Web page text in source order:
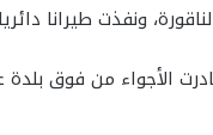
ونفذت طيرانا
الأجواء من فوق